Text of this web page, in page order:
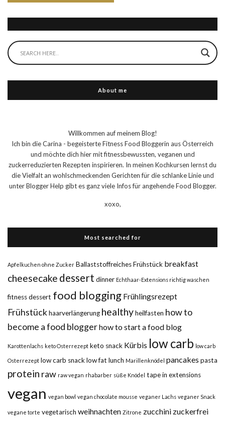
About me
Willkommen auf meinem Blog!
Ich bin die Carina - begeisterte Fitness Food Bloggerin aus Österreich
und möchte dich hier mit fitnessbewussten, veganen und
zuckerreduzierten Rezepten inspirieren. In meinen Kochkursen lernst du
die Vielfalt an wohlschmeckenden Gerichten für die schlanke Linie und
unter Blogger Help gibt es ganz viele Infos für angehende Food Blogger.
xoxo,
Most searched for
Apfelkuchen ohne Zucker Ballaststoffreiches Frühstück breakfast
cheesecake dessert dinner Echthaar-Extensions richtig waschen
fitness dessert food blogging Frühlingsrezept
Frühstückhaarverlängerung healthyheilfasten how to
become a food bloggerhow to start a food blog
Karottenlachs keto Osterrezept keto snack Kürbis low carb low carb
Osterrezept low carb snacklow fat lunch Marillenknödel pancakes pasta
protein raw raw vegan rhabarber süße Knödel tape in extensions
vegan vegan bowl vegan chocolate mousse veganer Lachs veganer Snack
vegane torte vegetarisch weihnachten Zitrone zucchini zuckerfrei